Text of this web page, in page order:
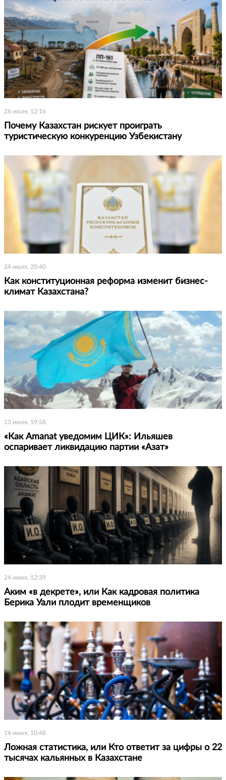
26 июля, 12:16
Почему Казахстан рискует проиграть
туристическую конкуренцию Узбекистану
24 июля, 20:40
Как конституционная реформа изменит бизнес-
климат Казахстана?
13 июля, 19:58
«Как Amanat уведомим ЦИК»: Ильяшев
оспаривает ликвидацию партии «Азат»
24 июня, 12:39
Аким «в декрете», или Как кадровая политика
Берика Уали плодит временщиков
14 июня, 10:48
Ложная статистика, или Кто ответит за цифры о 22
тысячах кальянных в Казахстане